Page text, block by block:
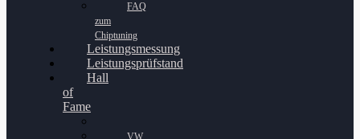
FAQ
zum
Chiptuning
Leistungsmessung
Leistungsprüfstand
Hall
of
Fame
VW